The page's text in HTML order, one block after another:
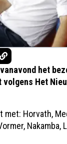
het
volgens Het
Horvath,
Nakamba,